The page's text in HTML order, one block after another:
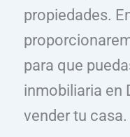
propiedades.
para que
inmobiliaria en
vender tu casa.